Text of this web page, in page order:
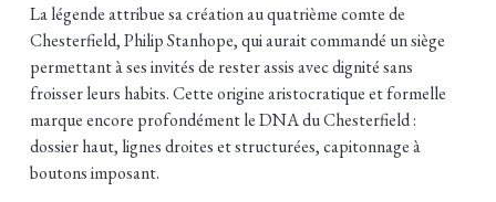
La légende attribue sa création au quatrième comte de
Chesterfield, Philip Stanhope, qui aurait commandé un siège
permettant à ses invités de rester assis avec dignité sans
froisser leurs habits. Cette origine aristocratique et formelle
marque encore profondément le DNA du Chesterfield :
dossier haut, lignes droites et structurées, capitonnage à
boutons imposant.